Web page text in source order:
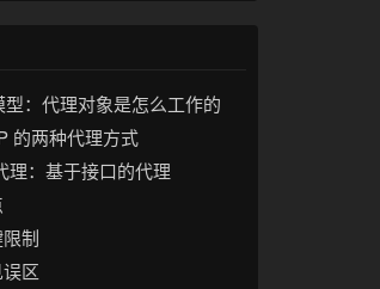
器天然契合
：代理对象是怎么工作的
的两种代理方式
理：基于接口的代理
制
区